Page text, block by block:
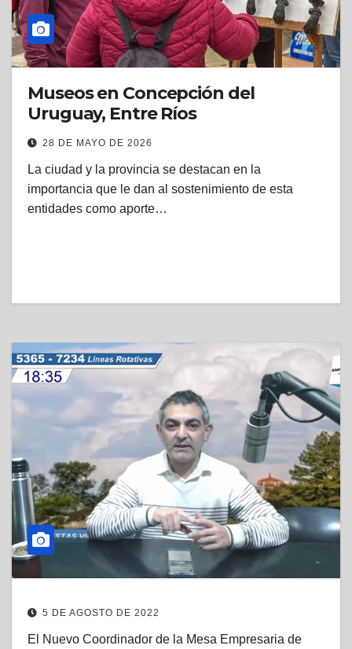
Museos en Concepción del
Uruguay, Entre Ríos
28 DE MAYO DE 2026
La ciudad y la provincia se destacan en la
importancia que le dan al sostenimiento de esta
entidades como aporte…
5 DE AGOSTO DE 2022
El Nuevo Coordinador de la Mesa Empresaria de